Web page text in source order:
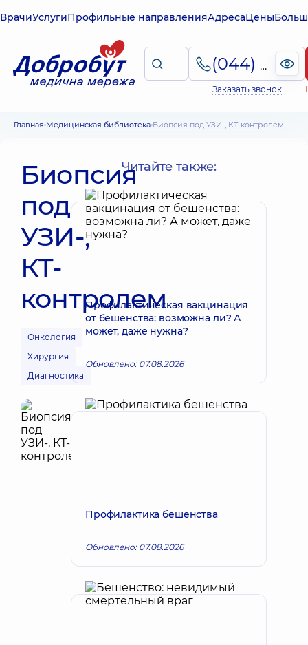
ВрачиУслугиПрофильные направленияАдресаЦены
(044) 495-2-888
Заказать звонок
Главная Медицинская библиотека Биопсия под УЗИ-, КТ-контролем
Биопсия
под
УЗИ-,
КТ-
контролем
Онкология
Хирургия
Диагностика
Читайте также:
Профилактическая вакцинация
от бешенства: возможна ли? А
может, даже нужна?
Обновлено: 07.08.2026
Профилактика бешенства
Обновлено: 07.08.2026